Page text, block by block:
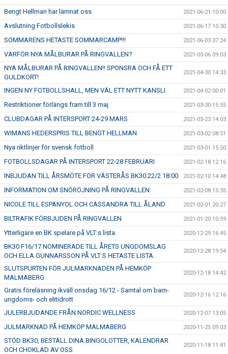
Bengt Hellman har lämnat oss 2021-06-21 10:00
Avslutning Fotbollslekis 2021-06-17 10:30
SOMMARENS HETASTE SOMMARCAMP!!! 2021-06-03 07:24
VARFÖR NYA MÅLBURAR PÅ RINGVALLEN? 2021-05-06 09:03
NYA MÅLBURAR PÅ RINGVALLEN!! SPONSRA OCH FÅ ETT
GULDKORT!
2021-04-30 14:33
INGEN NY FOTBOLLSHALL, MEN VÄL ETT NYTT KANSLI 2021-04-02 00:01
Restriktioner förlängs fram till 3 maj 2021-03-30 15:55
CLUBDAGAR PÅ INTERSPORT 24-29 MARS 2021-03-23 14:03
WIMANS HEDERSPRIS TILL BENGT HELLMAN 2021-03-02 08:51
Nya riktlinjer för svensk fotboll 2021-03-01 15:50
FOTBOLLSDAGAR PÅ INTERSPORT 22-28 FEBRUARI 2021-02-18 12:16
INBJUDAN TILL ÅRSMÖTE FÖR VÄSTERÅS BK30 22/2 18:00 2021-02-10 14:48
INFORMATION OM SNÖRÖJNING PÅ RINGVALLEN 2021-02-08 15:35
NICOLE TILL ESPANYOL OCH CASSANDRA TILL ÅLAND 2021-02-01 20:27
BILTRAFIK FÖRBJUDEN PÅ RINGVALLEN 2021-01-20 10:59
Ytterligare en BK spelare på VLT:s lista. 2020-12-29 16:45
BK30 F16/17 NOMINERADE TILL ÅRETS UNGDOMSLAG
OCH ELLA GUNNARSSON PÅ VLT:S HETASTE LISTA.
2020-12-28 19:54
SLUTSPURTEN FÖR JULMARKNADEN PÅ HEMKÖP
MALMABERG
2020-12-18 14:42
Gratis föreläsning ikväll onsdag 16/12 - Samtal om barn-
ungdoms- och elitidrott
2020-12-16 12:16
JULERBJUDANDE FRÅN NORDIC WELLNESS 2020-12-07 13:05
JULMARKNAD PÅ HEMKÖP MALMABERG 2020-11-25 09:03
STÖD BK30, BESTÄLL DINA BINGOLOTTER, KALENDRAR
OCH CHOKLAD AV OSS
2020-11-18 11:41